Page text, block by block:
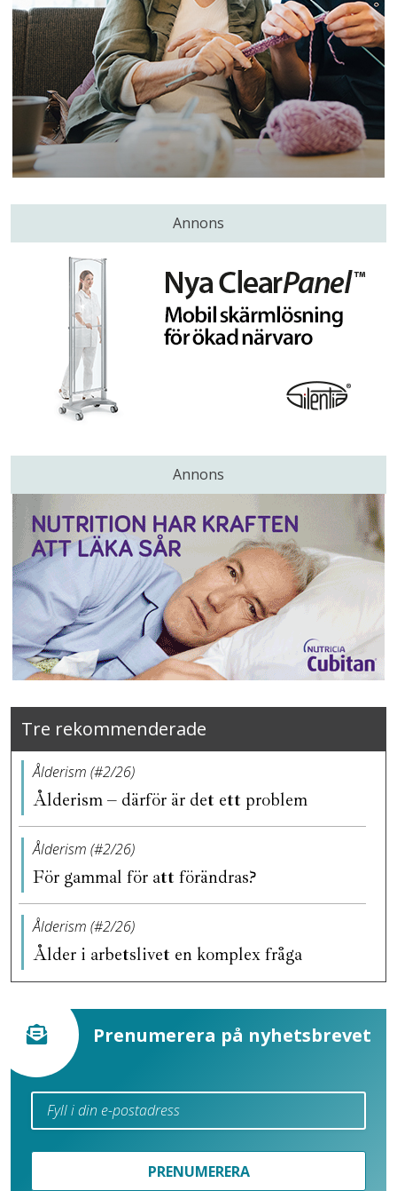
Annons
Annons
Tre rekommenderade
Ålderism (#2/26)
Ålderism – därför är det ett problem
Ålderism (#2/26)
För gammal för att förändras?
Ålderism (#2/26)
Ålder i arbetslivet en komplex fråga
Prenumerera på nyhetsbrevet
PRENUMERERA